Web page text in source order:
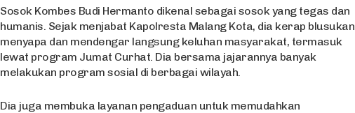
Sosok Kombes Budi Hermanto dikenal sebagai sosok yang tegas dan
humanis. Sejak menjabat Kapolresta Malang Kota, dia kerap blusukan
menyapa dan mendengar langsung keluhan masyarakat, termasuk
lewat program Jumat Curhat. Dia bersama jajarannya banyak
melakukan program sosial di berbagai wilayah.
Dia juga membuka layanan pengaduan untuk memudahkan